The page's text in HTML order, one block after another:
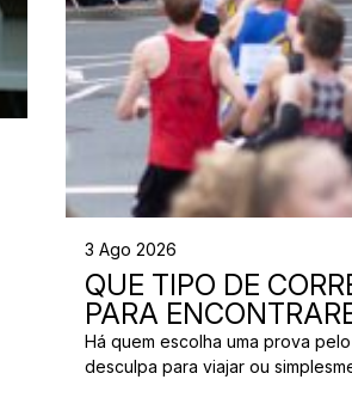
3 Ago 2026
QUE TIPO DE
PARA
Há quem escolha uma prova
desculpa para viajar ou